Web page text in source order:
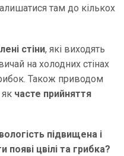
там до кількох
стіни, які виходять
на холодних стінах
Також приводом
як часте прийняття
підвищена і
появі цвілі та грибка?